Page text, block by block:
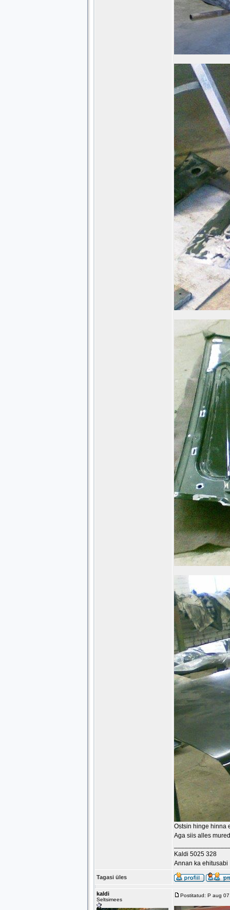
Ostsin hinge hinna
Aga siis alles
Kaldi 5025 328
Annan ka ehitusabi
Tagasi üles
kaldi
Seltsimees
Postitatud: P aug